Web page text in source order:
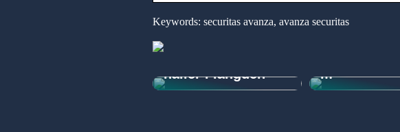
Keywords: securitas avanza, avanza securitas
Investera smart:
håller i längden
m